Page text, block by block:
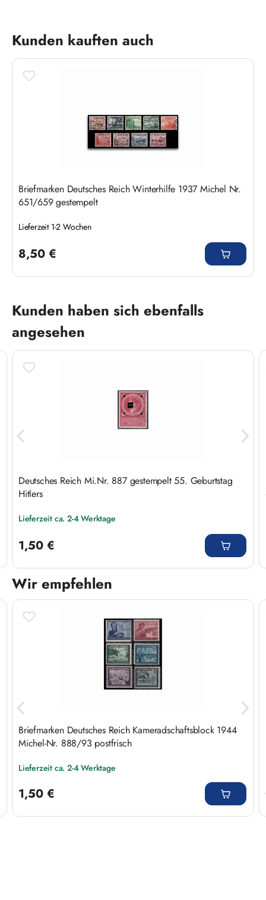
Produktgalerie überspringen
Kunden kauften auch
Briefmarken Deutsches Reich Winterhilfe 1937 Michel Nr.
651/659 gestempelt
Lieferzeit 1-2 Wochen
8,50 €
Produktgalerie überspringen
Kunden haben sich ebenfalls
angesehen
Deutsches Reich Mi.Nr. 887 gestempelt 55. Geburtstag
Hitlers
Lieferzeit ca. 2-4 Werktage
1,50 €
Wir empfehlen
Produktgalerie überspringen
Briefmarken Deutsches Reich Kameradschaftsblock 1944
Michel-Nr. 888/93 postfrisch
Lieferzeit ca. 2-4 Werktage
1,50 €